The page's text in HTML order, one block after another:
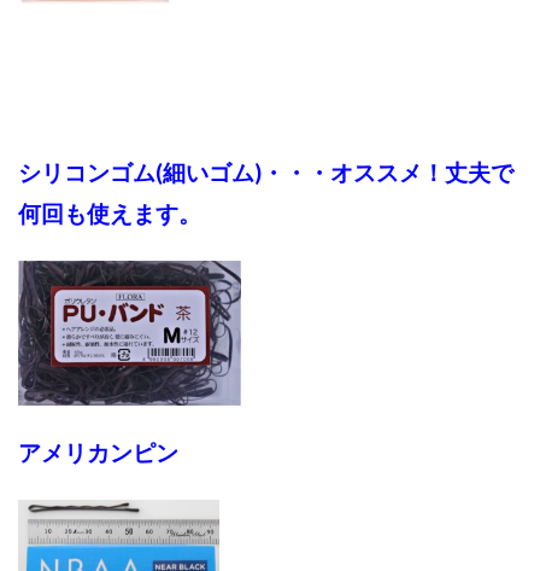
シリコンゴム(細いゴム)・・・オススメ！丈夫で
何回も使えます。
アメリカンピン